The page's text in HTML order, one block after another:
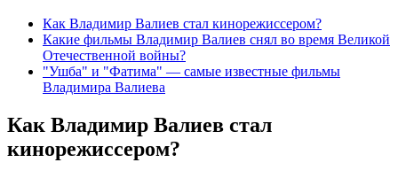
Как Владимир Валиев стал кинорежиссером?
Какие фильмы Владимир Валиев снял во время Великой
Отечественной войны?
"Ушба" и "Фатима" — самые известные фильмы
Владимира Валиева
Как Владимир Валиев стал
кинорежиссером?